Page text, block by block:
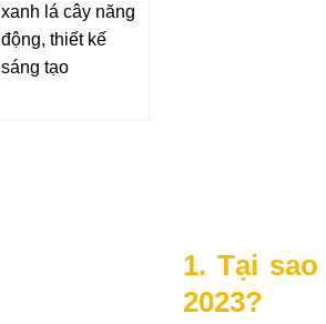
xanh lá cây năng
động, thiết kế
sáng tạo
1. Tại
2023?